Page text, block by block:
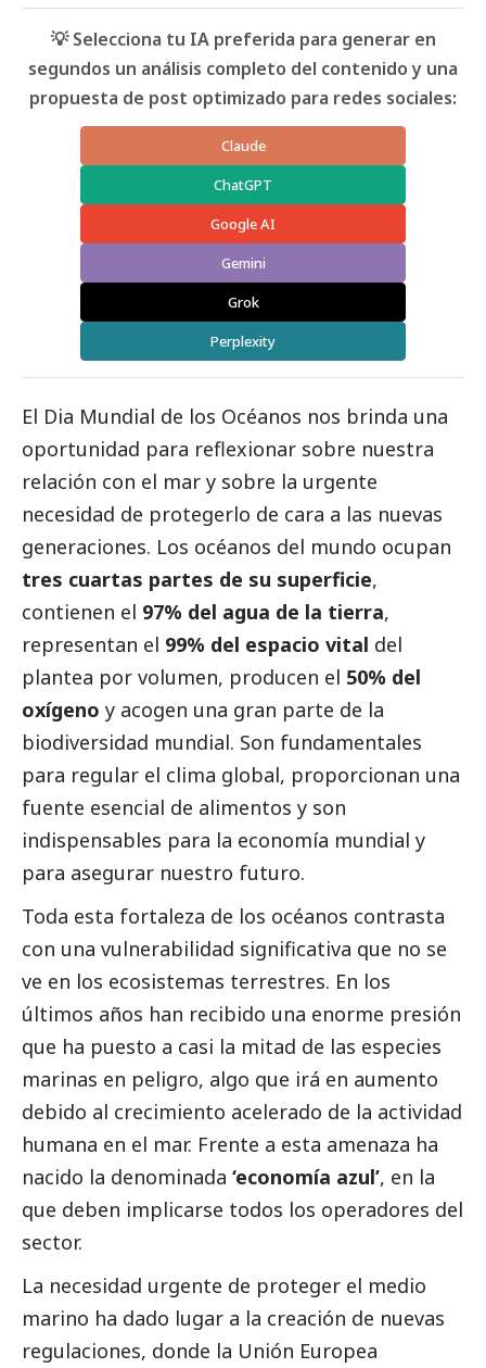
💡 Selecciona tu IA preferida para generar en
segundos un análisis completo del contenido y una
propuesta de post optimizado para redes sociales:
Claude
ChatGPT
Google AI
Gemini
Grok
Perplexity
El Dia Mundial de los Océanos nos brinda una
oportunidad para reflexionar sobre nuestra
relación con el mar y sobre la urgente
necesidad de protegerlo de cara a las nuevas
generaciones. Los océanos del mundo ocupan
tres cuartas partes de su superficie,
contienen el 97% del agua de la tierra,
representan el 99% del espacio vital del
plantea por volumen, producen el 50% del
oxígeno y acogen una gran parte de la
biodiversidad mundial. Son fundamentales
para regular el clima global, proporcionan una
fuente esencial de alimentos y son
indispensables para la economía mundial y
para asegurar nuestro futuro.
Toda esta fortaleza de los océanos contrasta
con una vulnerabilidad significativa que no se
ve en los ecosistemas terrestres. En los
últimos años han recibido una enorme presión
que ha puesto a casi la mitad de las especies
marinas en peligro, algo que irá en aumento
debido al crecimiento acelerado de la actividad
humana en el mar. Frente a esta amenaza ha
nacido la denominada ‘economía azul’, en la
que deben implicarse todos los operadores del
sector.
La necesidad urgente de proteger el medio
marino ha dado lugar a la creación de nuevas
regulaciones, donde la Unión Europea